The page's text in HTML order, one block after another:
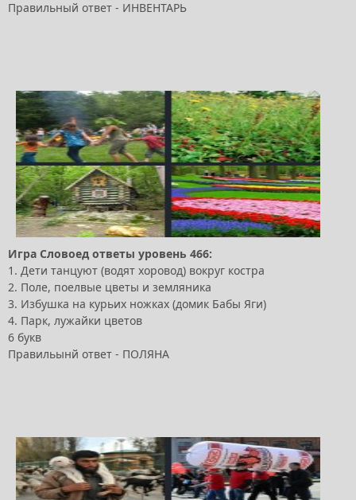
Правильный ответ - ИНВЕНТАРЬ
Игра Словоед ответы уровень 466:
1. Дети танцуют (водят хоровод) вокруг костра
2. Поле, поелвые цветы и земляника
3. Избушка на курьих ножках (домик Бабы Яги)
4. Парк, лужайки цветов
6 букв
Правильынй ответ - ПОЛЯНА